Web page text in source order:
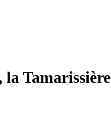
la Tamarissière